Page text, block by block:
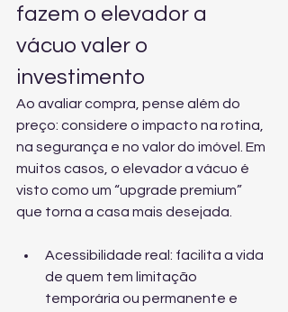
fazem o elevador a
vácuo valer o
investimento
Ao avaliar compra, pense além do
preço: considere o impacto na rotina,
na segurança e no valor do imóvel. Em
muitos casos, o elevador a vácuo é
visto como um “upgrade premium”
que torna a casa mais desejada.
Acessibilidade real: facilita a vida
de quem tem limitação
temporária ou permanente e